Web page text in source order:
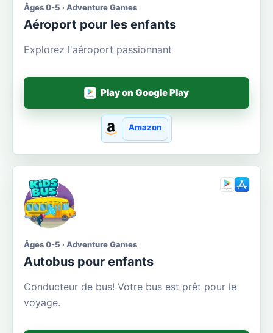
Âges 0-5 · Adventure Games
Aéroport pour les enfants
Explorez l'aéroport passionnant
Play on Google Play
Amazon
Âges 0-5 · Adventure Games
Autobus pour enfants
Conducteur de bus! Votre bus est prêt pour le
voyage.